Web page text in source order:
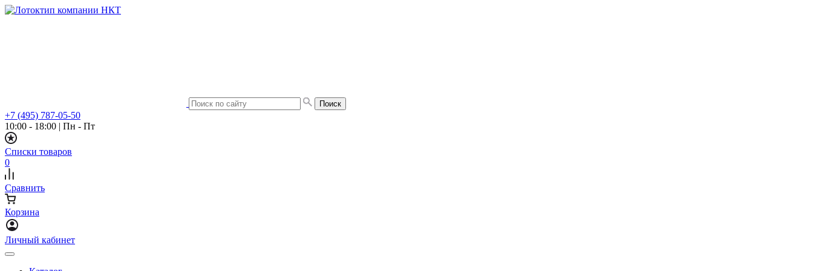
+7 (495) 787-05-50
10:00 - 18:00 | Пн - Пт
Списки товаров
0
Сравнить
Корзина
Личный кабинет